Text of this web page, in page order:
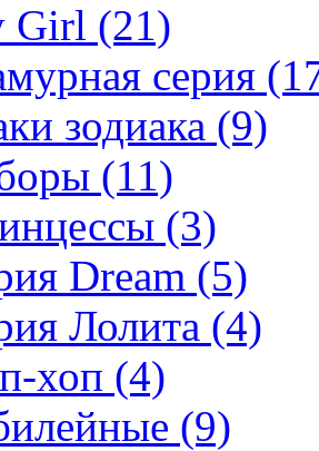
Girl (21)
серия
зодиака (9)
(11)
(3)
Dream (5)
Лолита (4)
хоп (4)
(9)